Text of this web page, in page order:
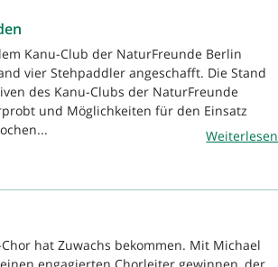
Kanu-Club der NaturFreunde Berlin
vier Stehpaddler angeschafft. Die Stand
des Kanu-Clubs der NaturFreunde
und Möglichkeiten für den Einsatz
Weiterlesen
hat Zuwachs bekommen. Mit Michael